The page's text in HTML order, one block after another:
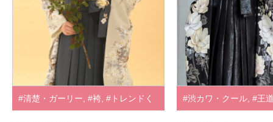
#清楚・ガーリー, #袴, #トレンドく #渋カワ・クール, #王